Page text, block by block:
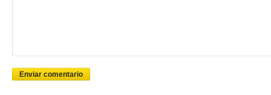
Enviar comentario